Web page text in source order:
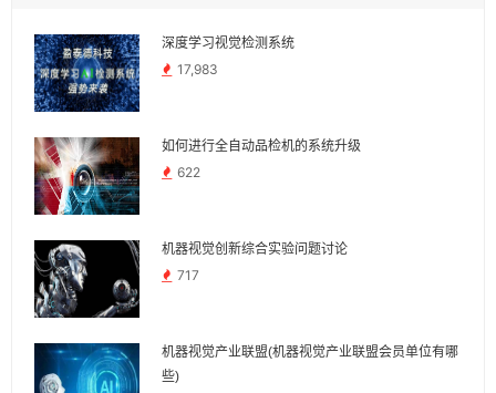
深度学习视觉检测系统
17,983
如何进行全自动品检机的系统升级
622
机器视觉创新综合实验问题讨论
717
机器视觉产业联盟(机器视觉产业联盟会员单位有哪
些)